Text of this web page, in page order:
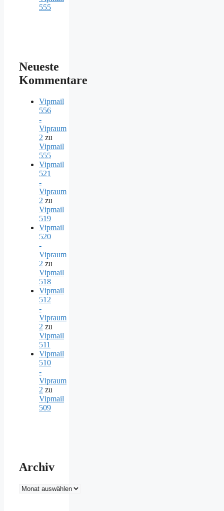
555
Neueste
Kommentare
Vipmail
556
-
Vipraum
2 zu
Vipmail
555
Vipmail
521
-
Vipraum
2 zu
Vipmail
519
Vipmail
520
-
Vipraum
2 zu
Vipmail
518
Vipmail
512
-
Vipraum
2 zu
Vipmail
511
Vipmail
510
-
Vipraum
2 zu
Vipmail
509
Archiv
Archiv